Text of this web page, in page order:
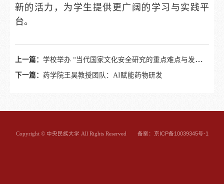
新的活力，为学生提供更广阔的学习与实践平
台。
上一篇： 学校举办 “当代国家文化安全研究的重点难点与发展趋势”学术讲座
下一篇： 药学院王昊教授团队：AI赋能药物研发
Copyright © 中央民族大学 All Rights Reserved 备案：京ICP备10039345号-1